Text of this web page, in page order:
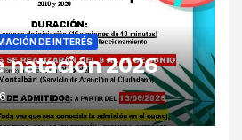
DE INTERÉS
natación 2026